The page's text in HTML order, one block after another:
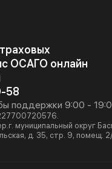
ОСАГО онлайн
58
поддержки 9:00 -
муниципальный округ
д. 35, стр. 9, помещ.